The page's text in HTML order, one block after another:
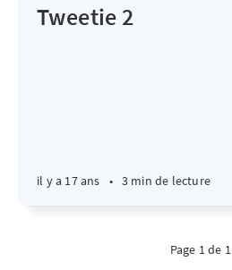
Tweetie 2
il y a 17 ans • 3 min de lecture
Page 1 de 1